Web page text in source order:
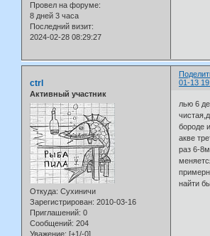
Провел на форуме:
8 дней 3 часа
Последний визит:
2024-02-28 08:29:27
01-13
ctrl
Активный участник
Откуда: Сухиничи
Зарегистрирован: 2010-03-16
Приглашений: 0
Сообщений: 204
Уважение: [+1/-0]
лью 6
бороде
акве
раз 6-
найти